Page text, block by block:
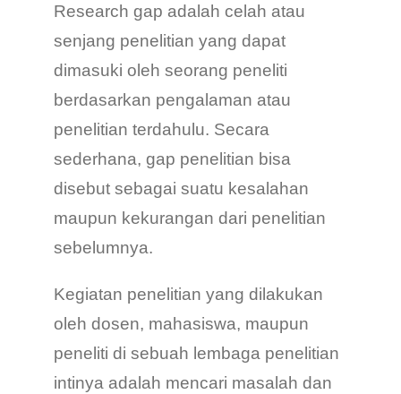
Research gap adalah celah atau
senjang penelitian yang dapat
dimasuki oleh seorang peneliti
berdasarkan pengalaman atau
penelitian terdahulu. Secara
sederhana, gap penelitian bisa
disebut sebagai suatu kesalahan
maupun kekurangan dari penelitian
sebelumnya.
Kegiatan penelitian yang dilakukan
oleh dosen, mahasiswa, maupun
peneliti di sebuah lembaga penelitian
intinya adalah mencari masalah dan